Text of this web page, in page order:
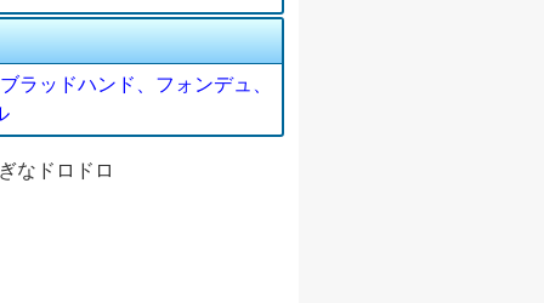
ラッドハンド、フォンデュ、
なドロドロ